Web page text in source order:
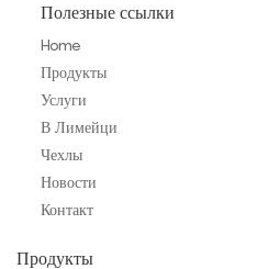
Полезные ссылки
Home
Продукты
Услуги
В Лимейци
Чехлы
Новости
Контакт
Продукты